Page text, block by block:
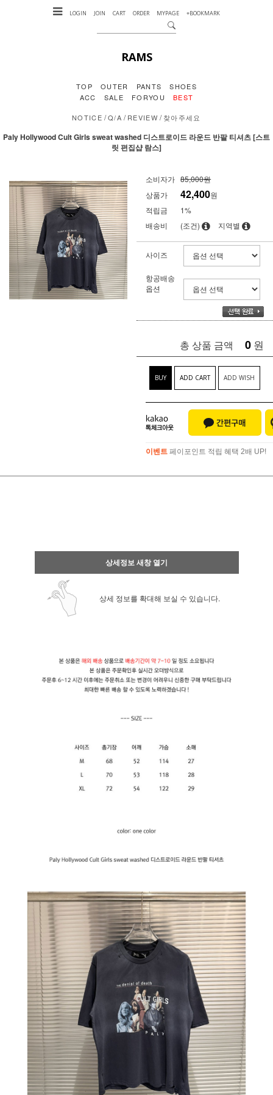
LOGIN JOIN CART ORDER MYPAGE +BOOKMARK
RAMS
TOP OUTER PANTS
SHOES
ACC
SALE FORYOU BEST
NOTICE /Q/A /REVIEW /찾아주세요
Paly Hollywood Cult Girls sweat washed 디스트로이드 라운드 반팔 티셔츠 [스트
릿 편집샵 람스]
소비자가 85,000원
상품가
42,400원
적립금
1%
배송비
(조건) 지역별
사이즈
항공배송
옵션
총 상품 금액 0 원
BUY ADD CART ADD WISH
이벤트 페이포인트 적립 혜택 2배 UP!
상세정보 새창 열기
상세 정보를 확대해 보실 수 있습니다.